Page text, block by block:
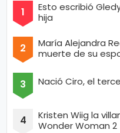
Esto escribió
hija
María Alejandra
muerte de su
Nació Ciro, el
Kristen Wiig la
Wonder Woman 2